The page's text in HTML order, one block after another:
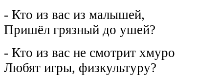
- Кто из вас из малышей,
Пришёл грязный до ушей?
- Кто из вас не смотрит хмуро
Любят игры, физкультуру?